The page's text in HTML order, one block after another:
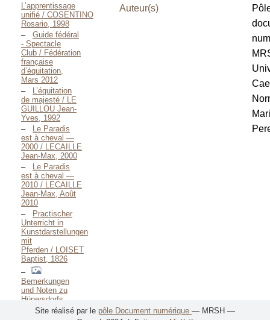
L’apprentissage
unifié / COSENTINO
Rosario, 1998
Guide fédéral
- Spectacle
Club / Fédération
française
d’équitation,
Mars 2012
L’équitation
de majesté / LE
GUILLOU Jean-
Yves, 1992
Le Paradis
est à cheval —
2000 / LECAILLE
Jean-Max, 2000
Le Paradis
est à cheval —
2010 / LECAILLE
Jean-Max, Août
2010
Practischer
Unterricht in
Kunstdarstellungen
mit
Pferden / LOISET
Baptist, 1826
Bemerkungen
und Noten zu
Hünersdorfs
Anleitung zu der
Auteur(s)
Site réalisé par le pôle Document numérique — MRSH —